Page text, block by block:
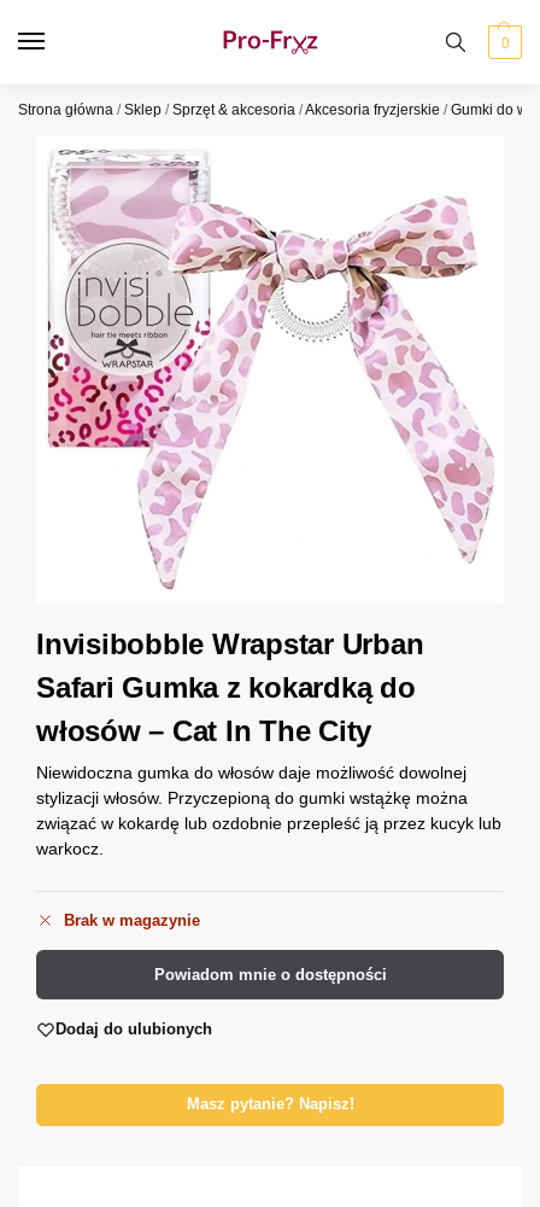
0
Strona główna /Sklep /Sprzęt & akcesoria /Akcesoria fryzjerskie /Gumki do
Invisibobble Wrapstar Urban
Safari Gumka z kokardką do
włosów – Cat In The City
Niewidoczna gumka do włosów daje możliwość dowolnej
stylizacji włosów. Przyczepioną do gumki wstążkę można
związać w kokardę lub ozdobnie przepleść ją przez kucyk lub
warkocz.
Brak w magazynie
Powiadom mnie o dostępności
Dodaj do ulubionych
Masz pytanie? Napisz!